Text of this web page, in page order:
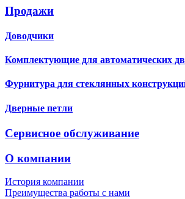
Продажи
Доводчики
Комплектующие для автоматических
Фурнитура для стеклянных
Дверные петли
Сервисное обслуживание
О компании
История компании
Преимущества работы с нами